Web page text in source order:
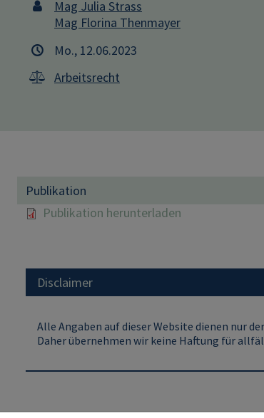
Mag Julia Strass
Mag Florina Thenmayer
Mo., 12.06.2023
Arbeitsrecht
Publikation
Publikation herunterladen
Disclaimer
Alle Angaben auf dieser Website dienen nur
Daher übernehmen wir keine Haftung für